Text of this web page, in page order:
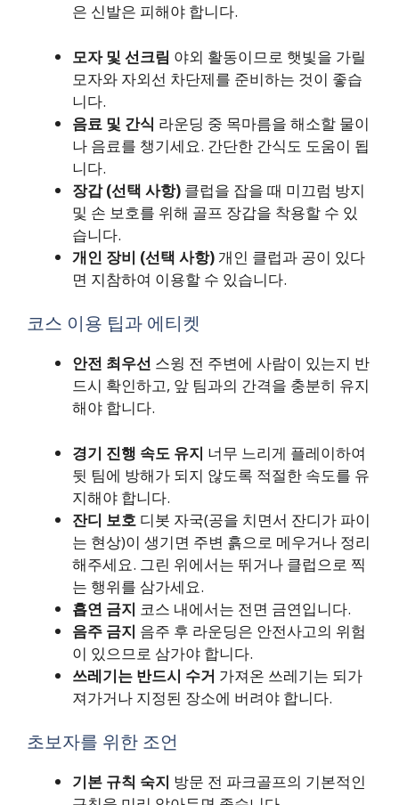
은 신발은 피해야 합니다.
모자 및 선크림 야외 활동이므로 햇빛을 가릴
모자와 자외선 차단제를 준비하는 것이 좋습
니다.
음료 및 간식 라운딩 중 목마름을 해소할 물이
나 음료를 챙기세요. 간단한 간식도 도움이 됩
니다.
장갑 (선택 사항) 클럽을 잡을 때 미끄럼 방지
및 손 보호를 위해 골프 장갑을 착용할 수 있
습니다.
개인 장비 (선택 사항) 개인 클럽과 공이 있다
면 지참하여 이용할 수 있습니다.
코스 이용 팁과 에티켓
안전 최우선 스윙 전 주변에 사람이 있는지 반
드시 확인하고, 앞 팀과의 간격을 충분히 유지
해야 합니다.
경기 진행 속도 유지 너무 느리게 플레이하여
뒷 팀에 방해가 되지 않도록 적절한 속도를 유
지해야 합니다.
잔디 보호 디봇 자국(공을 치면서 잔디가 파이
는 현상)이 생기면 주변 흙으로 메우거나 정리
해주세요. 그린 위에서는 뛰거나 클럽으로 찍
는 행위를 삼가세요.
흡연 금지 코스 내에서는 전면 금연입니다.
음주 금지 음주 후 라운딩은 안전사고의 위험
이 있으므로 삼가야 합니다.
쓰레기는 반드시 수거 가져온 쓰레기는 되가
져가거나 지정된 장소에 버려야 합니다.
초보자를 위한 조언
기본 규칙 숙지 방문 전 파크골프의 기본적인